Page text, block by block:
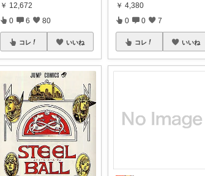
￥ 12,672
0 6 80
コレ いいね
￥ 4,380
0 0 7
コレ いいね